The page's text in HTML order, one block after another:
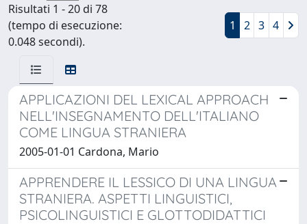
Risultati 1 - 20 di 78
(tempo di esecuzione:
0.048 secondi).
1 2 3 4
APPLICAZIONI DEL LEXICAL APPROACH
NELL'INSEGNAMENTO DELL'ITALIANO
COME LINGUA STRANIERA
2005-01-01 Cardona, Mario
APPRENDERE IL LESSICO DI UNA LINGUA
STRANIERA. ASPETTI LINGUISTICI,
PSICOLINGUISTICI E GLOTTODIDATTICI